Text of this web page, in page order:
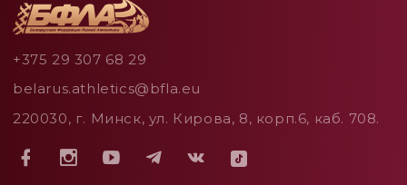
+375 29 307 68 29
belarus.athletics@bfla.eu
220030, г. Минск, ул. Кирова, 8, корп.6, каб. 708.